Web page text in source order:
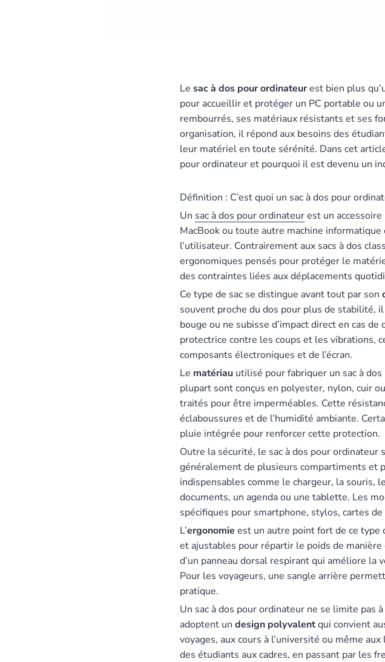
Le sac à dos pour ordinateurest bien plus
pour accueillir et protéger un PC portable ou
rembourrés, ses matériaux résistants et ses
organisation, il répond aux besoins des
leur matériel en toute sérénité. Dans cet
pour ordinateur et pourquoi il est devenu un
Définition : C’est quoi un sac à dos pour
Un sac à dos pour ordinateurest un
MacBook ou toute autre machine
l’utilisateur. Contrairement aux sacs à dos
ergonomiques pensés pour protéger le
des contraintes liées aux déplacements
Ce type de sac se distingue avant tout par son
souvent proche du dos pour plus de stabilité,
bouge ou ne subisse d’impact direct en cas
protectrice contre les coups et les vibrations,
composants électroniques et de l’écran.
Le matériau utilisé pour fabriquer un sac à
plupart sont conçus en polyester, nylon, cuir
traités pour être imperméables. Cette
éclaboussures et de l’humidité ambiante.
pluie intégrée pour renforcer cette protection.
Outre la sécurité, le sac à dos pour ordinateur
généralement de plusieurs compartiments et
indispensables comme le chargeur, la souris,
documents, un agenda ou une tablette. Les
spécifiques pour smartphone, stylos, cartes
L’ergonomie est un autre point fort de ce type
et ajustables pour répartir le poids de
d’un panneau dorsal respirant qui améliore
Pour les voyageurs, une sangle arrière
pratique.
Un sac à dos pour ordinateur ne se limite pas
adoptent un design polyvalentqui convient
voyages, aux cours à l’université ou même
des étudiants aux cadres, en passant par les